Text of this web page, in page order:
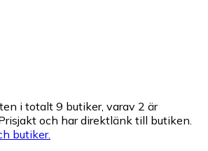
i totalt 9 butiker, varav 2 är
och har direktlänk till butiken.
butiker.